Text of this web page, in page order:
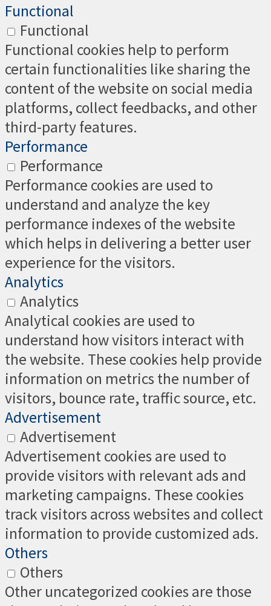
Functional
Functional
Functional cookies help to perform
certain functionalities like sharing the
content of the website on social media
platforms, collect feedbacks, and other
third-party features.
Performance
Performance
Performance cookies are used to
understand and analyze the key
performance indexes of the website
which helps in delivering a better user
experience for the visitors.
Analytics
Analytics
Analytical cookies are used to
understand how visitors interact with
the website. These cookies help provide
information on metrics the number of
visitors, bounce rate, traffic source, etc.
Advertisement
Advertisement
Advertisement cookies are used to
provide visitors with relevant ads and
marketing campaigns. These cookies
track visitors across websites and collect
information to provide customized ads.
Others
Others
Other uncategorized cookies are those